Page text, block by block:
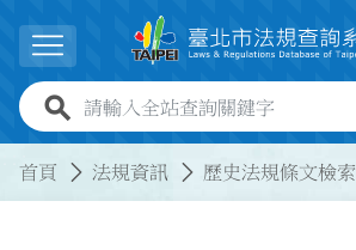
展開選單
全站查詢關鍵字欄位
首頁 法規資訊 歷史法規條文檢索